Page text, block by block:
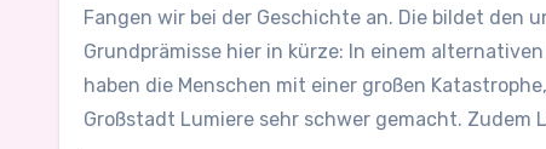
Fangen wir bei der Geschichte an. Die bildet den
Grundprämisse hier in kürze: In einem
haben die Menschen mit einer großen
Großstadt Lumiere sehr schwer gemacht. Zudem